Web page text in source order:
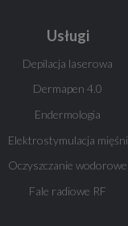
Usługi
Depilacja laserowa
Dermapen 4.0
Endermologia
Elektrostymulacja mięśni
Oczyszczanie wodorowe
Fale radiowe RF